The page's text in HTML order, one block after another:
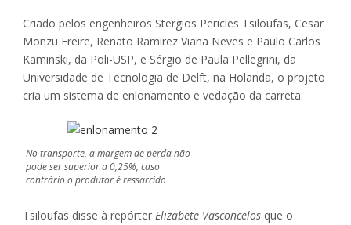
Criado pelos engenheiros Stergios Pericles Tsiloufas, Cesar
Monzu Freire, Renato Ramirez Viana Neves e Paulo Carlos
Kaminski, da Poli-USP, e Sérgio de Paula Pellegrini, da
Universidade de Tecnologia de Delft, na Holanda, o projeto
cria um sistema de enlonamento e vedação da carreta.
No transporte, a margem de perda não
pode ser superior a 0,25%, caso
contrário o produtor é ressarcido
Tsiloufas disse à repórter Elizabete Vasconcelos que o